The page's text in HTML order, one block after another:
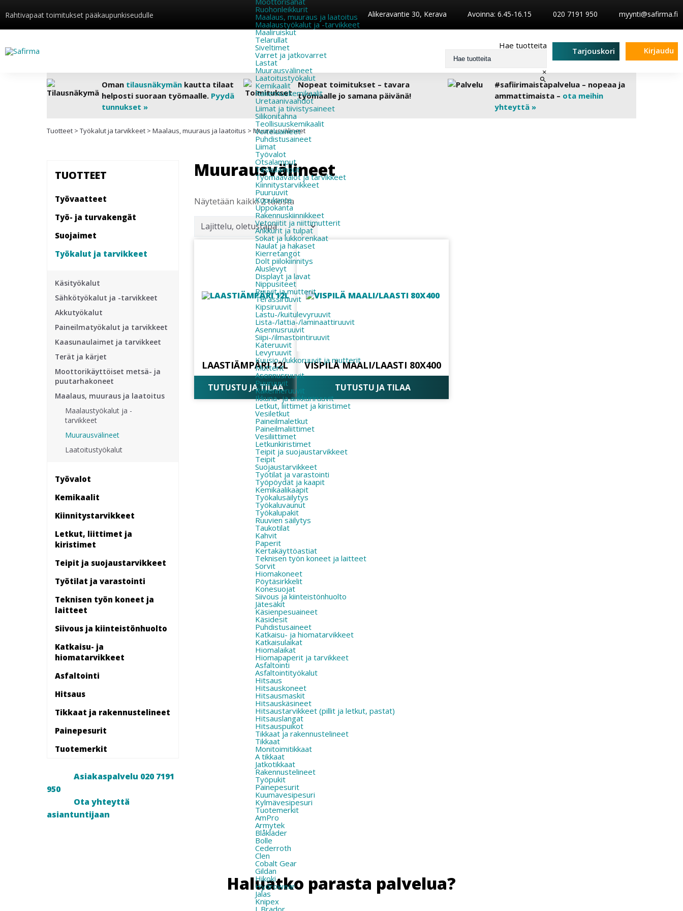
Rahtivapaat toimitukset pääkaupunkiseudulle Alikeravantie 30, Kerava Avoinna: 6.45-16.15 020 7191 950 myynti@safirma.fi
Ruohonleikkurit
Maalaus, muuraus ja laatoitus
Maalaustyökalut ja -tarvikkeet
Maaliruiskut
Telarullat
Siveltimet
Varret ja jatkovarret
Lastat
Muurausvälineet
Laatoitustyökalut
Kemikaalit
Rakennuskemikaalit
Uretaanivaahdot
Liimat ja tiivistysaineet
Silikonitahna
Teollisuuskemikaalit
Voiteluaineet
Puhdistusaineet
Liimat
Työvalot
Otsalamput
Taskulamput
Työmaavalot ja tarvikkeet
Kiinnitys­tarvikkeet
Puuruuvit
Kupukanta
Uppokanta
Rakennuskiinnikkeet
Vetoniitit ja niittimutterit
Ankkurit ja tulpat
Sokat ja lukkorenkaat
Naulat ja hakaset
Kierretangot
Dolt piilokiinnitys
Aluslevyt
Displayt ja lavat
Nippusiteet
Ruuvit ja mutterit
Terassiruuvit
Kipsiruuvit
Lastu-/kuitulevyruuvit
Lista-/lattia-/laminaattiruuvit
Asennusruuvit
Siipi-/ilmastointiruuvit
Kateruuvit
Levyruuvit
Kuusio-/lukkoruuvit ja mutterit
Mutterit
Asennusruuvit
Puuruuvit
Rakenneruuvit
Ikkuna- ja ankkuriruuvit
Letkut, liittimet ja kiristimet
Vesiletkut
Paineilmaletkut
Paineilmaliittimet
Vesiliittimet
Letkunkiristimet
Teipit ja suojaustarvikkeet
Teipit
Suojaustarvikkeet
Työtilat ja varastointi
Työpöydät ja kaapit
Kemikaalikaapit
Työkalusäilytys
Työkaluvaunut
Työkalupakit
Ruuvien säilytys
Taukotilat
Kahvit
Paperit
Kertakäyttöastiat
Teknisen työn koneet ja laitteet
Sorvit
Hiomakoneet
Pöytäsirkkelit
Konesuojat
Siivous ja kiinteistönhuolto
Jätesäkit
Käsienpesuaineet
Käsidesit
Puhdistusaineet
Katkaisu- ja hiomatarvikkeet
Katkaisulaikat
Hiomalaikat
Hiomapaperit ja tarvikkeet
Asfaltointi
Asfaltointityökalut
Hitsaus
Hitsauskoneet
Hitsausmaskit
Hitsauskäsineet
Hitsaustarvikkeet (pillit ja letkut, pastat)
Hitsauslangat
Hitsauspuikot
Tikkaat ja rakennustelineet
Tikkaat
Monitoimitikkaat
A tikkaat
Jatkotikkaat
Rakennustelineet
Työpukit
Painepesurit
Kuumavesipesuri
Kylmävesipesuri
Tuotemerkit
AmPro
Armytek
Blåkläder
Bolle
Cederroth
Clen
Cobalt Gear
Gildan
Hikoki
Hydrowear
Jalas
Knipex
L.Brador
Hae tuotteita
×
Tarjouskori Kirjaudu
Oman tilausnäkymänkautta tilaat
helposti suoraan työmaalle. Pyydä
tunnukset »
Nopeat toimitukset – tavara
työmaalle jo samana päivänä!
#safiirimaistapalvelua – nopeaa ja
ammattimaista – ota meihin
yhteyttä »
Tuotteet > Työkalut ja tarvikkeet > Maalaus, muuraus ja laatoitus > Muurausvälineet
TUOTTEET
Työvaatteet
Työ- ja turvakengät
Suojaimet
Työkalut ja tarvikkeet
Käsityökalut
Sähkötyökalut ja -tarvikkeet
Akkutyökalut
Paineilmatyökalut ja tarvikkeet
Kaasunaulaimet ja tarvikkeet
Terät ja kärjet
Moottorikäyttöiset metsä- ja
puutarhakoneet
Maalaus, muuraus ja laatoitus
Maalaustyökalut ja -
tarvikkeet
Muurausvälineet
Laatoitustyökalut
Työvalot
Kemikaalit
Kiinnitys­tarvikkeet
Letkut, liittimet ja
kiristimet
Teipit ja suojaustarvikkeet
Työtilat ja varastointi
Teknisen työn koneet ja
laitteet
Siivous ja kiinteistönhuolto
Katkaisu- ja
hiomatarvikkeet
Asfaltointi
Hitsaus
Tikkaat ja rakennustelineet
Painepesurit
Tuotemerkit
Asiakaspalvelu 020 7191
950
Ota yhteyttä
asiantuntijaan
Muurausvälineet
Näytetään kaikki 2 tulosta
LAASTIÄMPÄRI 12L
TUTUSTU JA TILAA
VISPILÄ MAALI/LAASTI 80X400
TUTUSTU JA TILAA
Haluatko parasta palvelua?